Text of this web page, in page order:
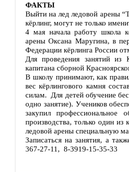
ФАКТЫ
Выйти на лед ледовой арены
кёрлинг, могут не только
4 мая начала работу школа
арены Оксана Маругина, в
Федерации кёрлинга России
Для проведения занятий из
капитана сборной
В школу принимают, как
вес кёрлингового камня
силам. Для детей обучение
одно занятие). Учеников
закупил профессиональное
производства, только один
ледовой арены специальную
Записаться на занятия, а
367-27-11, 8-3919-15-35-33